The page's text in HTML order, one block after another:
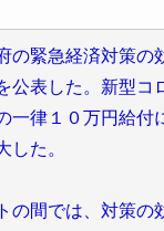
の緊急経済対策
公表した。新型コ
一律１０万円給
した。
の間では、対策